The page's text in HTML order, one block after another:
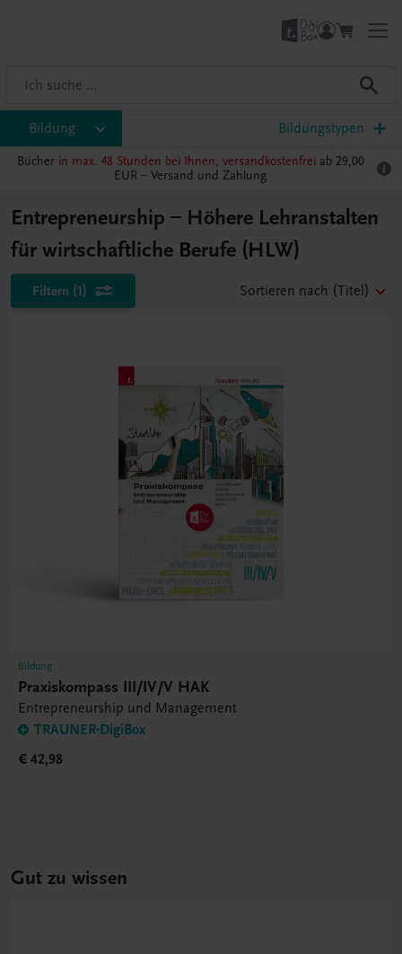
Bildung Bildungstypen
Bücher in max. 48 Stunden bei Ihnen, versandkostenfrei ab 29,00
EUR – Versand und Zahlung
Entrepreneurship – Höhere Lehranstalten
für wirtschaftliche Berufe (HLW)
Filtern (1) Sortieren nach (Titel)
Bildung
Praxiskompass III/IV/V HAK
Entrepreneurship und Management
TRAUNER-DigiBox
€ 42,98
Gut zu wissen